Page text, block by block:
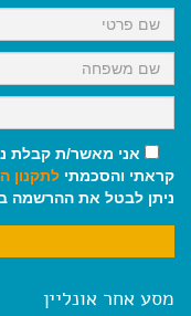
אני מאשר/ת קבלת
קראתי והסכמתי לתקנון
ניתן לבטל את ההרשמה
מסע אחר אונליין